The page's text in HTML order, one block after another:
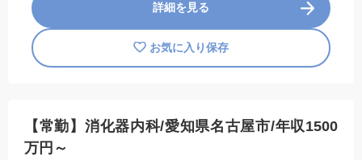
詳細を見る
お気に入り保存
【常勤】消化器内科/愛知県名古屋市/年収1500
万円～